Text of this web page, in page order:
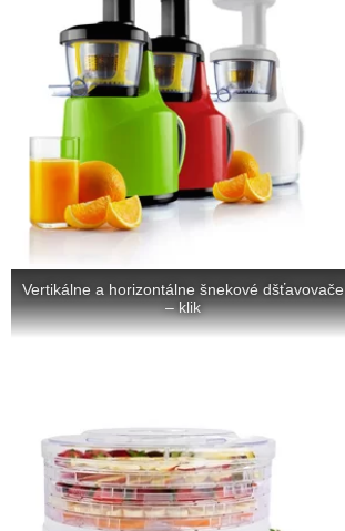
Vertikálne a horizontálne šnekové dšťavovače
– klik